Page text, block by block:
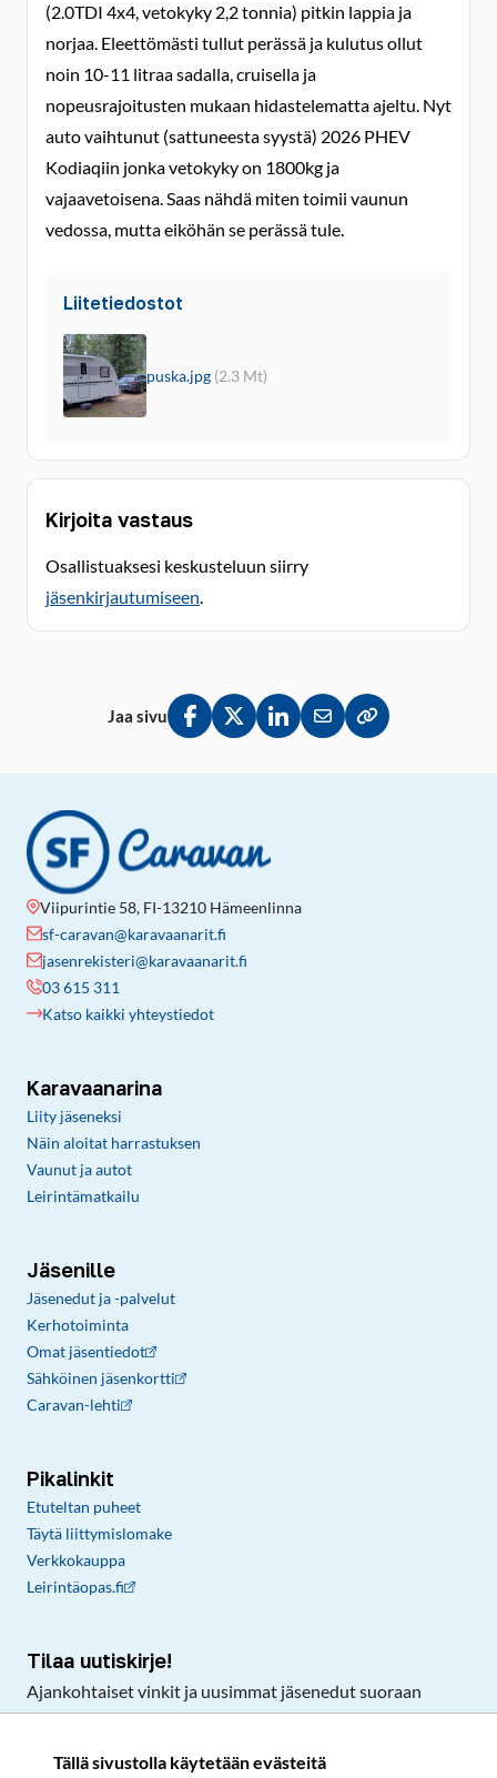
Tällä sivustolla käytetään evästeitä
(2.0TDI 4x4, vetokyky 2,2 tonnia) pitkin lappia ja
norjaa. Eleettömästi tullut perässä ja kulutus ollut
noin 10-11 litraa sadalla, cruisella ja
nopeusrajoitusten mukaan hidastelematta ajeltu. Nyt
auto vaihtunut (sattuneesta syystä) 2026 PHEV
Kodiaqiin jonka vetokyky on 1800kg ja
vajaavetoisena. Saas nähdä miten toimii vaunun
vedossa, mutta eiköhän se perässä tule.
Liitetiedostot
puska.jpg (2.3 Mt)
Kirjoita vastaus
Osallistuaksesi keskusteluun siirry
jäsenkirjautumiseen.
Jaa sivu
Jaa Facebookissa
Jaa Twitterissä
Jaa LinkedInissä
Jaa sähköpostitse
Kopioi linkki
Viipurintie 58, FI-13210 Hämeenlinna
sf-caravan@karavaanarit.fi
jasenrekisteri@karavaanarit.fi
03 615 311
Katso kaikki yhteystiedot
Karavaanarina
Liity jäseneksi
Näin aloitat harrastuksen
Vaunut ja autot
Leirintämatkailu
Jäsenille
Jäsenedut ja -palvelut
Kerhotoiminta
Omat jäsentiedot
Sähköinen jäsenkortti
Caravan-lehti
Pikalinkit
Etuteltan puheet
Täytä liittymislomake
Verkkokauppa
Leirintäopas.fi
Tilaa uutiskirje!
Ajankohtaiset vinkit ja uusimmat jäsenedut suoraan